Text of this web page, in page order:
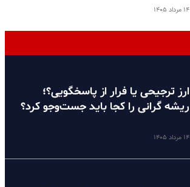
۱۴ مرداد ۱۴۰۵
ارز ترجیحی یا فرار از پاسخگویی؟؛
ریشه گرانی را کجا باید جست‌وجو کرد؟
۱۴ مرداد ۱۴۰۵